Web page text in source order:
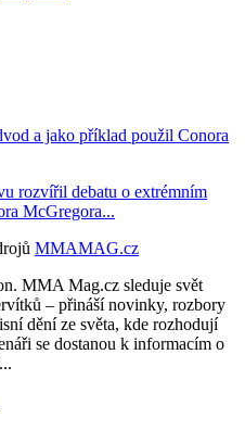
a jako příklad použil Conora
rozvířil debatu o extrémním
McGregora...
MMAMAG.cz
MMA Mag.cz sleduje svět
– přináší novinky, rozbory
dění ze světa, kde rozhodují
se dostanou k informacím o